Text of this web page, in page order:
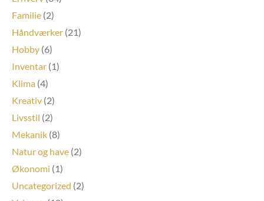
Familie (2)
Håndværker (21)
Hobby (6)
Inventar (1)
Klima (4)
Kreativ (2)
Livsstil (2)
Mekanik (8)
Natur og have (2)
Økonomi (1)
Uncategorized (2)